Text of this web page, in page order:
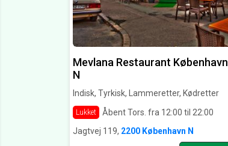
Mevlana Restaurant København
N
Indisk, Tyrkisk, Lammeretter, Kødretter
Lukket Åbent Tors. fra 12:00 til 22:00
Jagtvej 119, 2200 København N